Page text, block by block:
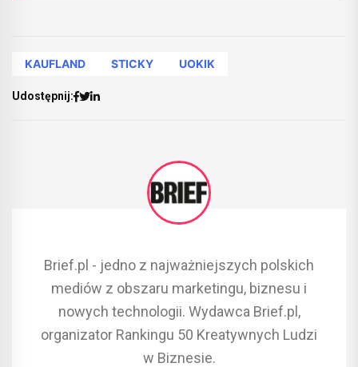
KAUFLAND STICKY UOKIK
Udostępnij:
Brief.pl - jedno z najważniejszych polskich
mediów z obszaru marketingu, biznesu i
nowych technologii. Wydawca Brief.pl,
organizator Rankingu 50 Kreatywnych Ludzi
w Biznesie.